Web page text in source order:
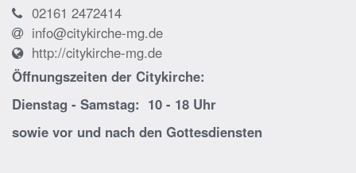
02161 2472414
info@citykirche-mg.de
http://citykirche-mg.de
Öffnungszeiten der Citykirche:
Dienstag - Samstag: 10 - 18 Uhr
sowie vor und nach den Gottesdiensten